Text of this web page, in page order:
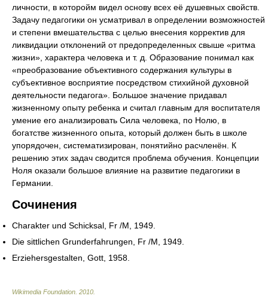
личности, в которойм видел основу всех её душевных свойств.
Задачу педагогики он усматривал в определении возможностей
и степени вмешательства с целью внесения корректив для
ликвидации отклонений от предопределенных свыше «ритма
жизни», характера человека и т. д. Образование понимал как
«преобразование объективного содержания культуры в
субъективное восприятие посредством стихийной духовной
деятельности педагога». Большое значение придавал
жизненному опыту ребенка и считал главным для воспитателя
умение его анализировать Сила человека, по Нолю, в
богатстве жизненного опыта, который должен быть в школе
упорядочен, систематизирован, понятийно расчленён. К
решению этих задач сводится проблема обучения. Концепции
Ноля оказали большое влияние на развитие педагогики в
Германии.
Сочинения
Charakter und Schicksal, Fr /M, 1949.
Die sittlichen Grunderfahrungen, Fr /M, 1949.
Erziehersgestalten, Gott, 1958.
Wikimedia Foundation 2010